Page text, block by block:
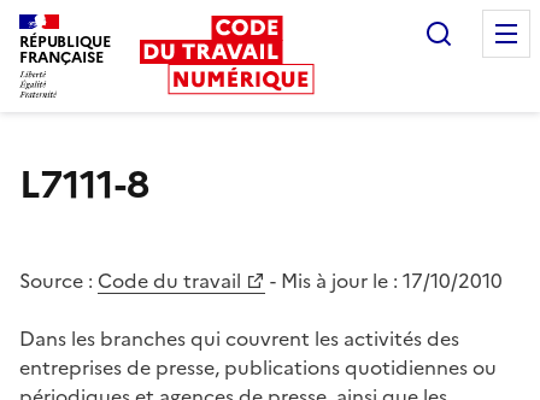
RÉPUBLIQUE
FRANÇAISE
L7111-8
Source : Code du travail - Mis à jour le : 17/10/2010
Dans les branches qui couvrent les activités des
entreprises de presse, publications quotidiennes ou